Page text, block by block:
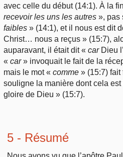
avec celle du début (14:1). À la
recevoir les uns les autres », pas
faibles » (14:1), et il nous est dit
Christ… nous a reçus » (15:7),
auparavant, il était dit « carDieu
« car» invoquait le fait de la
mais le mot « comme » (15:7) fait
souligne la manière dont cela
gloire de Dieu » (15:7).
5 - Résumé